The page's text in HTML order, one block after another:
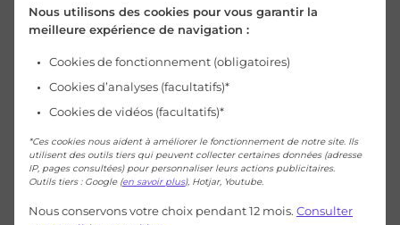
Nous utilisons des cookies pour vous garantir la
meilleure expérience de navigation :
Cookies de fonctionnement (obligatoires)
Cookies d’analyses (facultatifs)*
Cookies de vidéos (facultatifs)*
*Ces cookies nous aident à améliorer le fonctionnement de notre site. Ils
utilisent des outils tiers qui peuvent collecter certaines données (adresse
IP, pages consultées) pour personnaliser leurs actions publicitaires.
Outils tiers : Google (en savoir plus), Hotjar, Youtube.
Nous conservons votre choix pendant 12 mois. Consulter